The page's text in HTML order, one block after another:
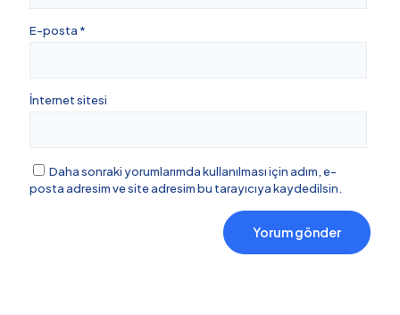
E-posta *
İnternet sitesi
Daha sonraki yorumlarımda kullanılması için adım, e-
posta adresim ve site adresim bu tarayıcıya kaydedilsin.